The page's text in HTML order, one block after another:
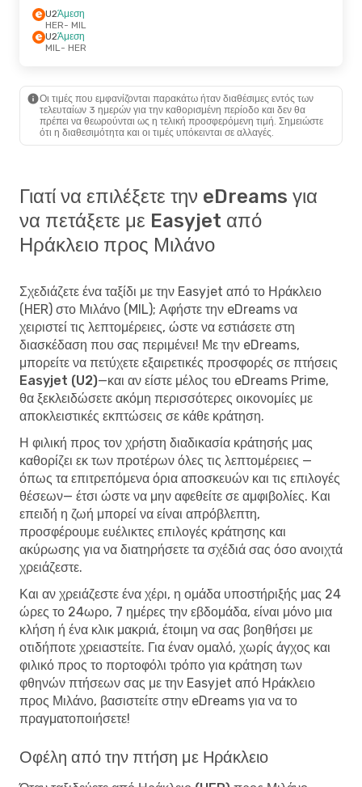
U2Άμεση
HER- MIL
U2Άμεση
MIL- HER
Οι τιμές που εμφανίζονται παρακάτω ήταν διαθέσιμες εντός των
τελευταίων 3 ημερών για την καθορισμένη περίοδο και δεν θα
πρέπει να θεωρούνται ως η τελική προσφερόμενη τιμή. Σημειώστε
ότι η διαθεσιμότητα και οι τιμές υπόκεινται σε αλλαγές.
Γιατί να επιλέξετε την eDreams για
να πετάξετε με Easyjet από
Ηράκλειο προς Μιλάνο
Σχεδιάζετε ένα ταξίδι με την Easyjet από το Ηράκλειο
(HER) στο Μιλάνο (MIL); Αφήστε την eDreams να
χειριστεί τις λεπτομέρειες, ώστε να εστιάσετε στη
διασκέδαση που σας περιμένει! Με την eDreams,
μπορείτε να πετύχετε εξαιρετικές προσφορές σε πτήσεις
Easyjet (U2)—και αν είστε μέλος του eDreams Prime,
θα ξεκλειδώσετε ακόμη περισσότερες οικονομίες με
αποκλειστικές εκπτώσεις σε κάθε κράτηση.
Η φιλική προς τον χρήστη διαδικασία κράτησής μας
καθορίζει εκ των προτέρων όλες τις λεπτομέρειες —
όπως τα επιτρεπόμενα όρια αποσκευών και τις επιλογές
θέσεων— έτσι ώστε να μην αφεθείτε σε αμφιβολίες. Και
επειδή η ζωή μπορεί να είναι απρόβλεπτη,
προσφέρουμε ευέλικτες επιλογές κράτησης και
ακύρωσης για να διατηρήσετε τα σχέδιά σας όσο ανοιχτά
χρειάζεστε.
Και αν χρειάζεστε ένα χέρι, η ομάδα υποστήριξής μας 24
ώρες το 24ωρο, 7 ημέρες την εβδομάδα, είναι μόνο μια
κλήση ή ένα κλικ μακριά, έτοιμη να σας βοηθήσει με
οτιδήποτε χρειαστείτε. Για έναν ομαλό, χωρίς άγχος και
φιλικό προς το πορτοφόλι τρόπο για κράτηση των
φθηνών πτήσεων σας με την Easyjet από Ηράκλειο
προς Μιλάνο, βασιστείτε στην eDreams για να το
πραγματοποιήσετε!
Οφέλη από την πτήση με Ηράκλειο